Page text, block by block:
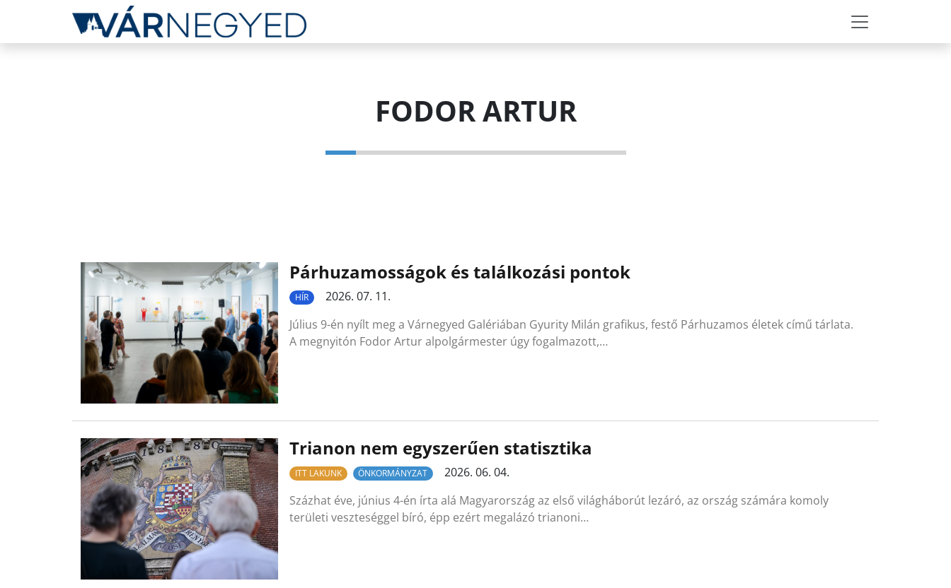
FODOR ARTUR
Párhuzamosságok és találkozási pontok
HÍR
2026. 07. 11.
Július 9-én nyílt meg a Várnegyed Galériában Gyurity Milán grafikus, festő Párhuzamos életek című tárlata.
A megnyitón Fodor Artur alpolgármester úgy fogalmazott,…
Trianon nem egyszerűen statisztika
ITT LAKUNK ÖNKORMÁNYZAT
2026. 06. 04.
Százhat éve, június 4-én írta alá Magyarország az első világháborút lezáró, az ország számára komoly
területi veszteséggel bíró, épp ezért megalázó trianoni…